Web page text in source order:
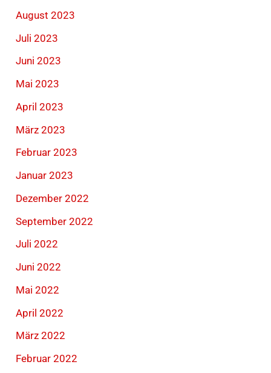
August 2023
Juli 2023
Juni 2023
Mai 2023
April 2023
März 2023
Februar 2023
Januar 2023
Dezember 2022
September 2022
Juli 2022
Juni 2022
Mai 2022
April 2022
März 2022
Februar 2022